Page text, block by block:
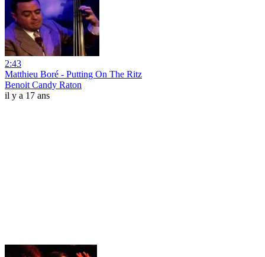
2:43
Matthieu Boré - Putting On The Ritz
Benoit Candy Raton
il y a 17 ans